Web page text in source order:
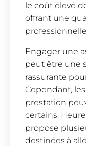
le coût élevé
offrant une
Engager une
peut être une
rassurante
Cependant,
prestation
certains.
propose
destinées à